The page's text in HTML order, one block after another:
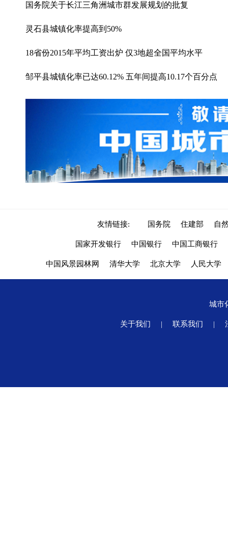
国务院关于长江三角洲城市群发展规划的批复
灵石县城镇化率提高到50%
18省份2015年平均工资出炉 仅3地超全国平均水平
邹平县城镇化率已达60.12% 五年间提高10.17个百分点
友情链接: 国务院 住建部 自
国家开发银行 中国银行 中国工商银行
中国风景园林网 清华大学 北京大学 人民大学
城市
关于我们 | 联系我们 |